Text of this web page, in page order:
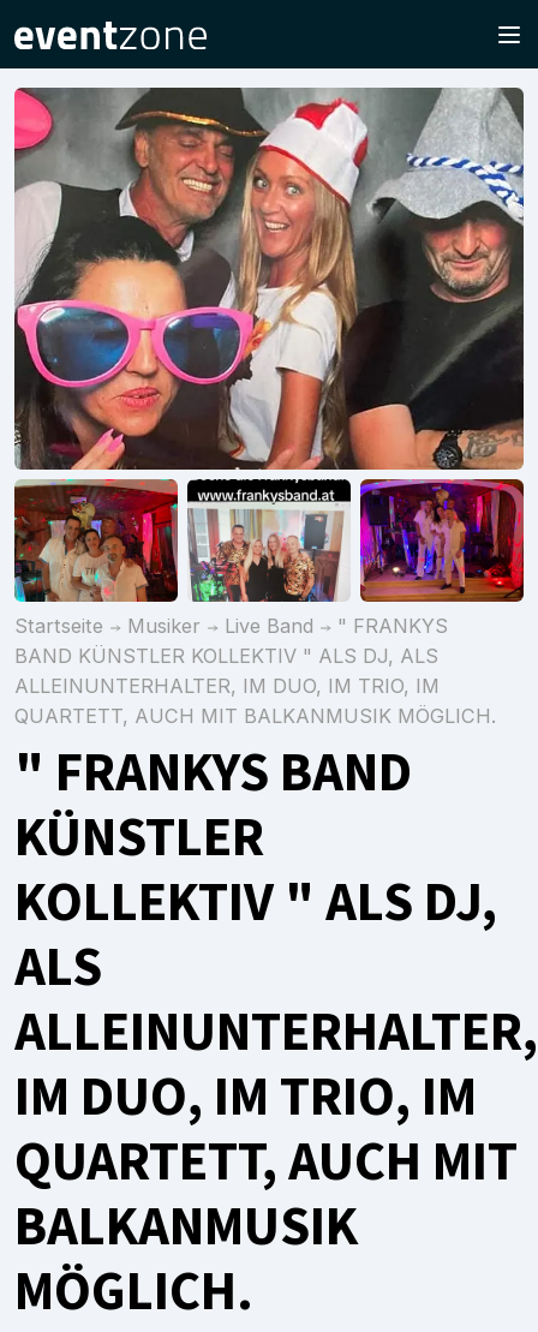
Startseite Musiker Live Band
" FRANKYS
BAND KÜNSTLER KOLLEKTIV " ALS DJ, ALS
ALLEINUNTERHALTER, IM DUO, IM TRIO, IM
QUARTETT, AUCH MIT BALKANMUSIK MÖGLICH.
" FRANKYS BAND
KÜNSTLER
KOLLEKTIV " ALS DJ,
ALS
ALLEINUNTERHALTER,
IM DUO, IM TRIO, IM
QUARTETT, AUCH MIT
BALKANMUSIK
MÖGLICH.